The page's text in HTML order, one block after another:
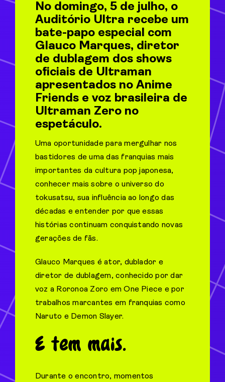
No domingo, 5 de julho, o
Auditório Ultra recebe um
bate-papo especial com
Glauco Marques, diretor
de dublagem dos shows
oficiais de Ultraman
apresentados no Anime
Friends e voz brasileira de
Ultraman Zero no
espetáculo.
Uma oportunidade para mergulhar nos
bastidores de uma das franquias mais
importantes da cultura pop japonesa,
conhecer mais sobre o universo do
tokusatsu, sua influência ao longo das
décadas e entender por que essas
histórias continuam conquistando novas
gerações de fãs.
Glauco Marques é ator, dublador e
diretor de dublagem, conhecido por dar
voz a Roronoa Zoro em One Piece e por
trabalhos marcantes em franquias como
Naruto e Demon Slayer.
E tem mais.
Durante o encontro, momentos